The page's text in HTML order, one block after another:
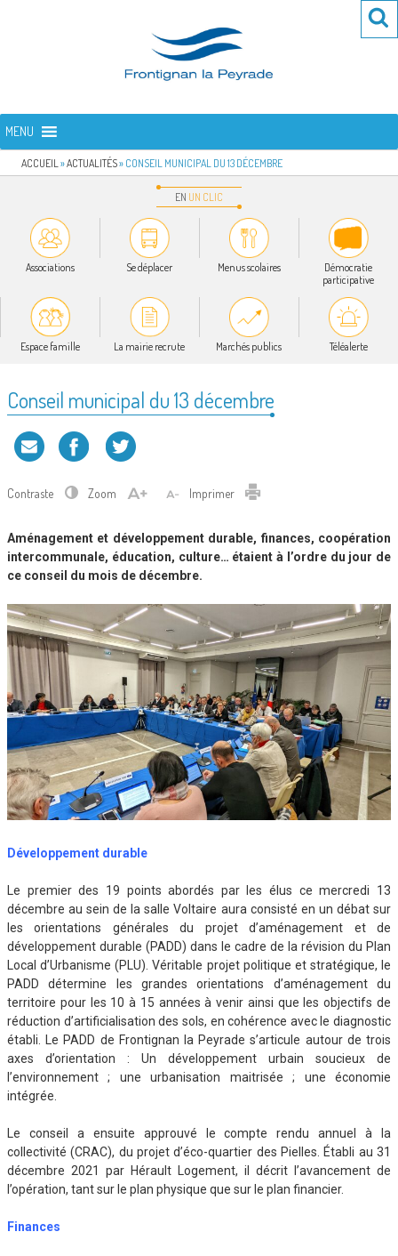
FRONTIGNAN LA PEYRADE
MENU
ACCUEIL »ACTUALITÉS» CONSEIL MUNICIPAL DU 13 DÉCEMBRE
EN UN CLIC
Associations Se déplacer Menus scolaires
Démocratie
participative
Espace famille La mairie recrute Marchés publics Téléalerte
Conseil municipal du 13 décembre
Contraste Zoom Imprimer
Aménagement et développement durable, finances, coopération
intercommunale, éducation, culture… étaient à l’ordre du jour de
ce conseil du mois de décembre.
Développement durable
Le premier des 19 points abordés par les élus ce mercredi 13
décembre au sein de la salle Voltaire aura consisté en un débat sur
les orientations générales du projet d’aménagement et de
développement durable (PADD) dans le cadre de la révision du Plan
Local d’Urbanisme (PLU). Véritable projet politique et stratégique, le
PADD détermine les grandes orientations d’aménagement du
territoire pour les 10 à 15 années à venir ainsi que les objectifs de
réduction d’artificialisation des sols, en cohérence avec le diagnostic
établi. Le PADD de Frontignan la Peyrade s’articule autour de trois
axes d’orientation : Un développement urbain soucieux de
l’environnement ; une urbanisation maitrisée ; une économie
intégrée.
Le conseil a ensuite approuvé le compte rendu annuel à la
collectivité (CRAC), du projet d’éco-quartier des Pielles. Établi au 31
décembre 2021 par Hérault Logement, il décrit l’avancement de
l’opération, tant sur le plan physique que sur le plan financier.
Finances